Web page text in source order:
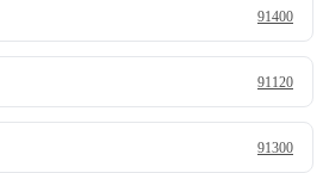
91400
91120
91300